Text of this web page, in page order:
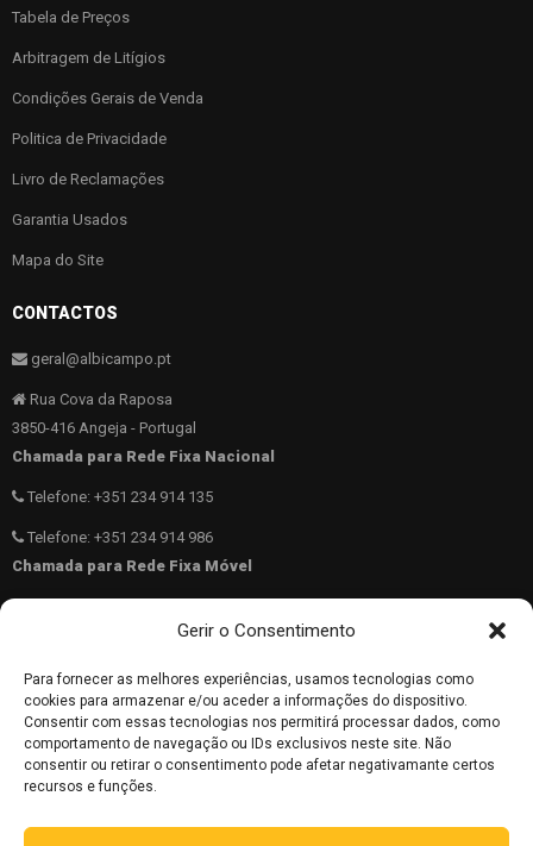
Gerir o Consentimento
Para fornecer as melhores experiências, usamos tecnologias como
cookies para armazenar e/ou aceder a informações do dispositivo.
Consentir com essas tecnologias nos permitirá processar dados, como
comportamento de navegação ou IDs exclusivos neste site. Não
consentir ou retirar o consentimento pode afetar negativamante certos
recursos e funções.
Tabela de Preços
Arbitragem de Litígios
Condições Gerais de Venda
Politica de Privacidade
Livro de Reclamações
Garantia Usados
Mapa do Site
CONTACTOS
geral@albicampo.pt
Rua Cova da Raposa
3850-416 Angeja - Portugal
Chamada para Rede Fixa Nacional
Telefone: +351 234 914 135
Telefone: +351 234 914 986
Chamada para Rede Fixa Móvel
962 783 836
Copyright © 2025 ALBICAMPO. todos os direitos reservados.